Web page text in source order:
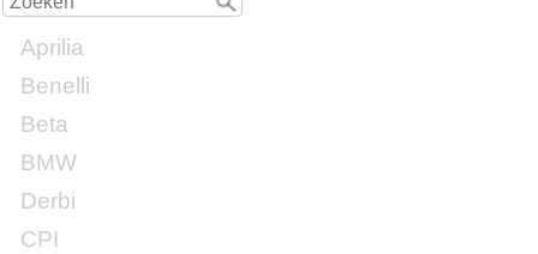
Aprilia
Benelli
Beta
BMW
Derbi
CPI